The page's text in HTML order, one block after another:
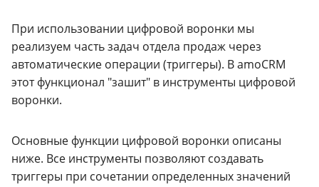
При использовании цифровой воронки мы
реализуем часть задач отдела продаж через
автоматические операции (триггеры). В amoCRM
этот функционал "зашит" в инструменты цифровой
воронки.
Основные функции цифровой воронки описаны
ниже. Все инструменты позволяют создавать
триггеры при сочетании определенных значений